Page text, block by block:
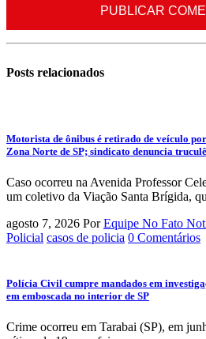
Posts relacionados
Motorista de ônibus é retirado de veículo
Zona Norte de SP; sindicato denuncia
Caso ocorreu na Avenida Professor
um coletivo da Viação Santa Brígida,
agosto 7, 2026 Por Equipe No Fato
Policial casos de policia 0 Comentários
Polícia Civil cumpre mandados em
em emboscada no interior de SP
Crime ocorreu em Tarabai (SP), em